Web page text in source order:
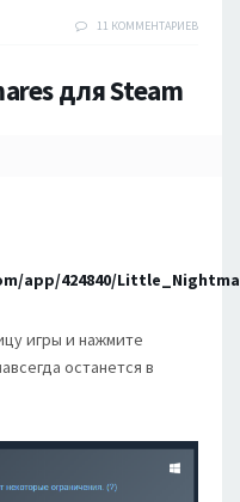
11 КОММЕНТАРИЕВ
для Steam
app/424840/
игры и нажмите
останется в